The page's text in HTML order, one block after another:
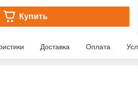
Купить
Доставка Оплата